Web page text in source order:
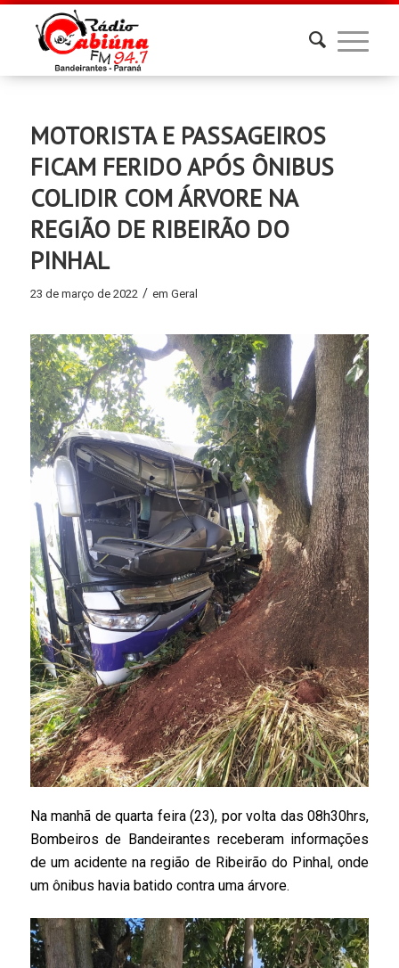
MOTORISTA E PASSAGEIROS
FICAM FERIDO APÓS ÔNIBUS
COLIDIR COM ÁRVORE NA
REGIÃO DE RIBEIRÃO DO
PINHAL
23 de março de 2022 / em Geral
Na manhã de quarta feira (23), por volta das 08h30hrs,
Bombeiros de Bandeirantes receberam informações
de um acidente na região de Ribeirão do Pinhal, onde
um ônibus havia batido contra uma árvore.